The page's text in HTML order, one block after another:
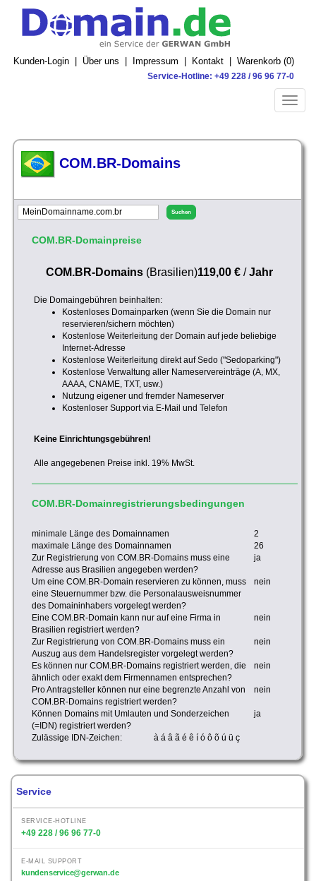
Kunden-Login Über uns Impressum Kontakt Warenkorb (0)
Service-Hotline: +49 228 / 96 96 77-0
Toggle
COM.BR-Domains
COM.BR-Domainpreise
COM.BR-Domains(Brasilien)119,00 €/Jahr
Die Domaingebühren beinhalten:
Kostenloses Domainparken (wenn Sie die Domain nur
reservieren/sichern möchten)
Kostenlose Weiterleitung der Domain auf jede beliebige
Internet-Adresse
Kostenlose Weiterleitung direkt auf Sedo ("Sedoparking")
Kostenlose Verwaltung aller Nameservereinträge (A, MX,
AAAA, CNAME, TXT, usw.)
Nutzung eigener und fremder Nameserver
Kostenloser Support via E-Mail und Telefon
Keine Einrichtungsgebühren!
Alle angegebenen Preise inkl. 19% MwSt.
COM.BR-Domainregistrierungsbedingungen
minimale Länge des Domainnamen
2
maximale Länge des Domainnamen
26
Zur Registrierung von COM.BR-Domains muss eine
Adresse aus Brasilien angegeben werden?
ja
Um eine COM.BR-Domain reservieren zu können, muss
eine Steuernummer bzw. die Personalausweisnummer
des Domaininhabers vorgelegt werden?
nein
Eine COM.BR-Domain kann nur auf eine Firma in
Brasilien registriert werden?
nein
Zur Registrierung von COM.BR-Domains muss ein
Auszug aus dem Handelsregister vorgelegt werden?
nein
Es können nur COM.BR-Domains registriert werden, die
ähnlich oder exakt dem Firmennamen entsprechen?
nein
Pro Antragsteller können nur eine begrenzte Anzahl von
COM.BR-Domains registriert werden?
nein
Können Domains mit Umlauten und Sonderzeichen
(=IDN) registriert werden?
ja
Zulässige IDN-Zeichen: à á â ã é ê í ó ô õ ú ü ç
Service
SERVICE-HOTLINE
+49 228 / 96 96 77-0
E-MAIL SUPPORT
kundenservice@gerwan.de